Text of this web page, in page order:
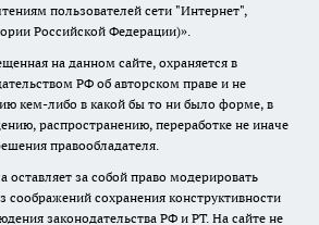
пользователей сети "Интернет",
Российской Федерации)».
на данном сайте, охраняется в
РФ об авторском праве и не
кем-либо в какой бы то ни было форме, в
распространению, переработке не иначе
правообладателя.
оставляет за собой право модерировать
соображений сохранения конструктивности
законодательства РФ и РТ. На сайте не